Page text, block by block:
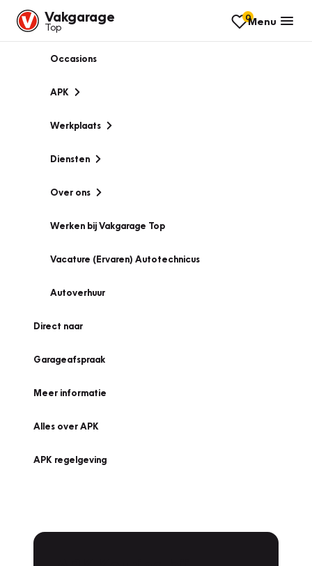
Vakgarage
Top
0Menu
Occasions
APK
Werkplaats
Diensten
Over ons
Werken bij Vakgarage Top
Vacature (Ervaren) Autotechnicus
Autoverhuur
Direct naar
Garageafspraak
Meer informatie
Alles over APK
APK regelgeving